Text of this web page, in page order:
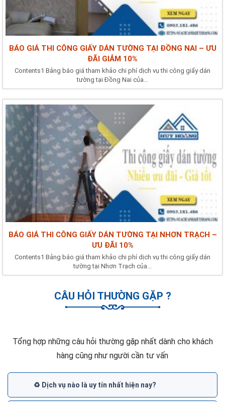
BÁO GIÁ THI CÔNG GIẤY DÁN TƯỜNG TẠI ĐỒNG NAI – ƯU
ĐÃI GIẢM 10%
Contents1 Bảng báo giá tham khảo chi phí dịch vụ thi công giấy dán
tường tại Đồng Nai của...
BÁO GIÁ THI CÔNG GIẤY DÁN TƯỜNG TẠI NHƠN TRẠCH –
ƯU ĐÃI 10%
Contents1 Bảng báo giá tham khảo chi phí dịch vụ thi công giấy dán
tường tại Nhơn Trạch của...
CÂU HỎI THƯỜNG GẶP ?
Tổng hợp những câu hỏi thường gặp nhất dành cho khách
hàng cũng như người cần tư vấn
♻️ Dịch vụ nào là uy tín nhất hiện nay?